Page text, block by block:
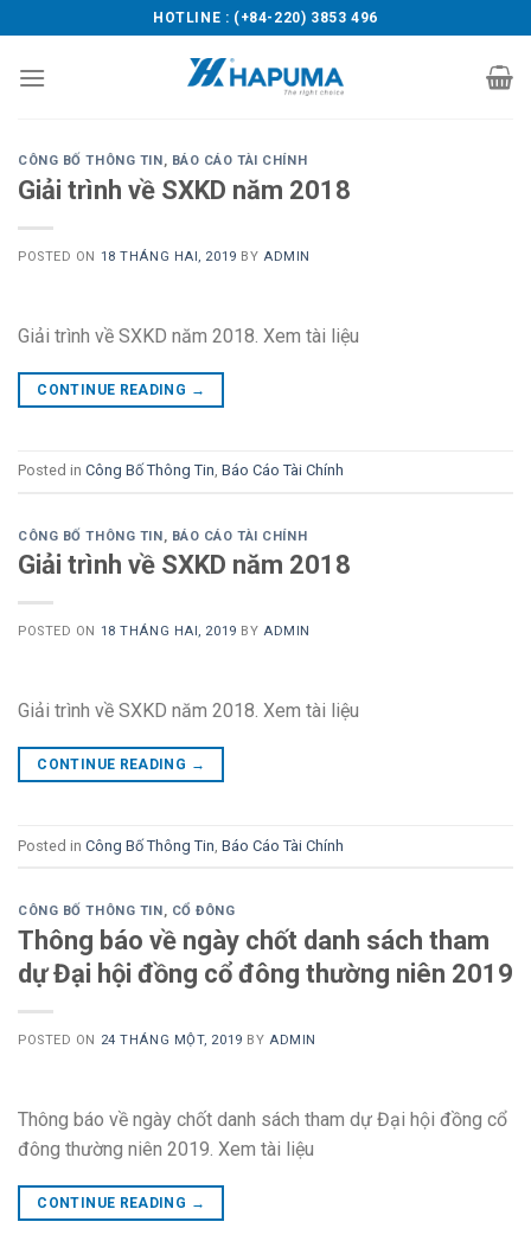
to
content
HOTLINE : (+84-220) 3853 496
CÔNG BỐ THÔNG TIN, BÁO CÁO TÀI CHÍNH
Giải trình về SXKD năm 2018
POSTED ON 18 THÁNG HAI, 2019 BY ADMIN
Giải trình về SXKD năm 2018. Xem tài liệu
CONTINUE READING →
Posted in Công Bố Thông Tin Báo Cáo Tài Chính
CÔNG BỐ THÔNG TIN, BÁO CÁO TÀI CHÍNH
Giải trình về SXKD năm 2018
POSTED ON 18 THÁNG HAI, 2019 BY ADMIN
Giải trình về SXKD năm 2018. Xem tài liệu
CONTINUE READING →
Posted in Công Bố Thông Tin Báo Cáo Tài Chính
CÔNG BỐ THÔNG TIN , CỔ ĐÔNG
Thông báo về ngày chốt danh sách tham
dự Đại hội đồng cổ đông thường niên 2019
POSTED ON 24 THÁNG MỘT, 2019 BY ADMIN
Thông báo về ngày chốt danh sách tham dự Đại hội đồng cổ
đông thường niên 2019. Xem tài liệu
CONTINUE READING →